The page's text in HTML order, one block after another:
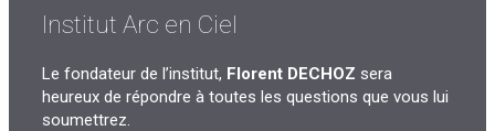
Institut Arc en Ciel
Le fondateur de l’institut, Florent DECHOZ sera
heureux de répondre à toutes les questions que vous lui
soumettrez.